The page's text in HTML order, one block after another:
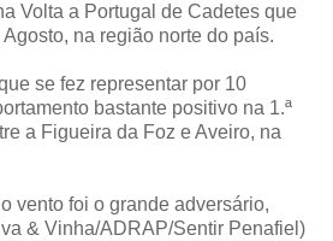
Volta a Portugal de Cadetes que
na região norte do país.
se fez representar por 10
bastante positivo na 1.ª
a Figueira da Foz e Aveiro, na
vento foi o grande adversário,
& Vinha/ADRAP/Sentir Penafiel)